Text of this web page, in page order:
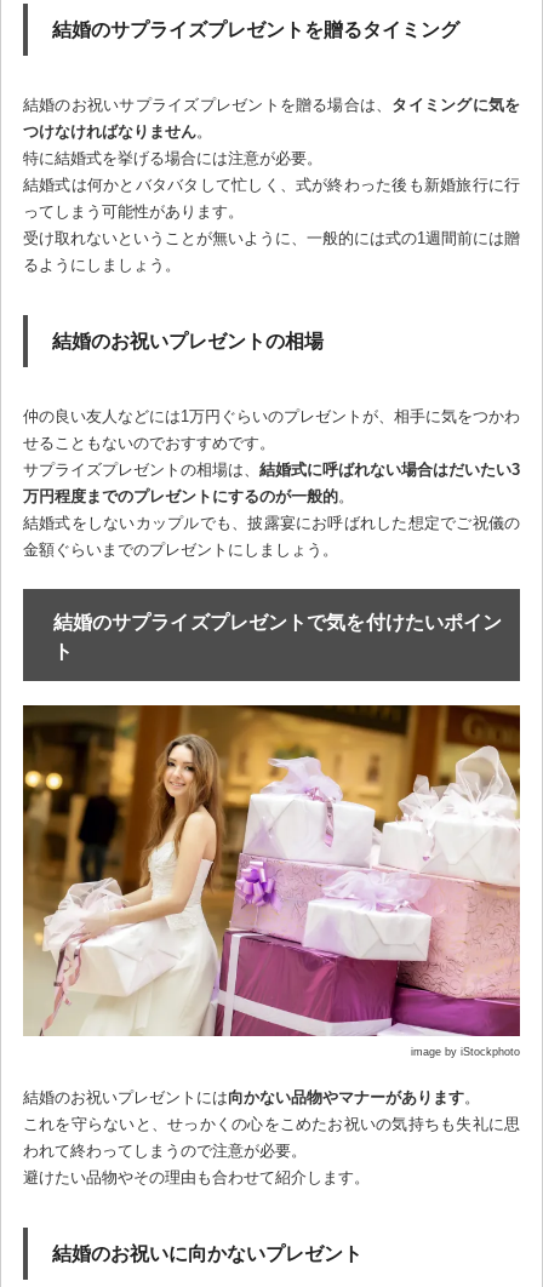
結婚のサプライズプレゼントを贈るタイミング
結婚のお祝いサプライズプレゼントを贈る場合は、 タイミングに気を
つけなければなりません。
特に結婚式を挙げる場合には注意が必要。
結婚式は何かとバタバタして忙しく、式が終わった後も新婚旅行に行
ってしまう可能性があります。
受け取れないということが無いように、一般的には式の1週間前には贈
るようにしましょう。
結婚のお祝いプレゼントの相場
仲の良い友人などには1万円ぐらいのプレゼントが、相手に気をつかわ
せることもないのでおすすめです。
サプライズプレゼントの相場は、 結婚式に呼ばれない場合はだいたい3
万円程度までのプレゼントにするのが一般的。
結婚式をしないカップルでも、披露宴にお呼ばれした想定でご祝儀の
金額ぐらいまでのプレゼントにしましょう。
結婚のサプライズプレゼントで気を付けたいポイン
ト
image by iStockphoto
結婚のお祝いプレゼントには向かない品物やマナーがあります。
これを守らないと、せっかくの心をこめたお祝いの気持ちも失礼に思
われて終わってしまうので注意が必要。
避けたい品物やその理由も合わせて紹介します。
結婚のお祝いに向かないプレゼント